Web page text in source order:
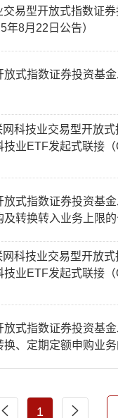
易型开放式指数证
年8月22日公告）
式指数证券投资基
科技业交易型开放
业ETF发起式联接
式指数证券投资基
转换转入业务上限
科技业交易型开放
业ETF发起式联接
式指数证券投资基
、定期定额申购业
1